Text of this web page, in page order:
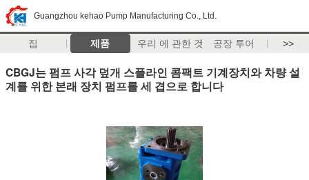
Guangzhou kehao Pump Manufacturing Co., Ltd.
집 제품 우리 에 관한 것 공장 투어 >>
CBGJ는 펌프 사각 덮개 스플라인 콤팩트 기계장치와 차량 설
계를 위한 본래 장치 펌프를 세 겹으로 합니다